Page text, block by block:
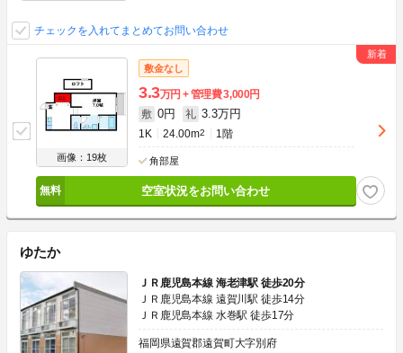
チェックを入れてまとめてお問い合わせ
画像：19枚
敷金なし
3.3万円 管理費3,000円
敷 0円 礼 3.3万円
1K 24.00m2 1階
角部屋
空室状況をお問い合わせ
ゆたか
ＪＲ鹿児島本線 海老津駅 徒歩20分
ＪＲ鹿児島本線 遠賀川駅 徒歩14分
ＪＲ鹿児島本線 水巻駅 徒歩17分
福岡県遠賀郡遠賀町大字別府